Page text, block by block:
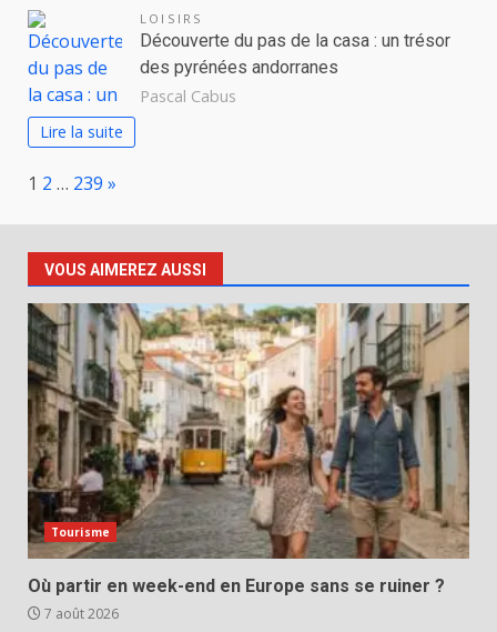
LOISIRS
Découverte du pas de la casa : un trésor
des pyrénées andorranes
Pascal Cabus
Lire la suite
Page:
1 2 … 239 Next
»
VOUS AIMEREZ AUSSI
Tourisme
Où partir en week-end en Europe sans se ruiner ?
7 août 2026